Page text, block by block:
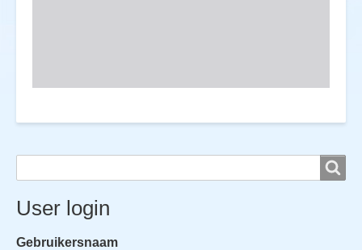
User login
Gebruikersnaam